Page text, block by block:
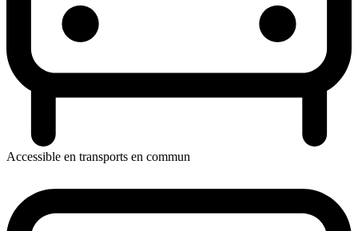
Accessible en transports en commun